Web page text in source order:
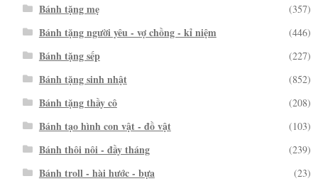
Bánh tặng mẹ (357)
Bánh tặng người yêu - vợ chồng - kỉ niệm (446)
Bánh tặng sếp (227)
Bánh tặng sinh nhật (852)
Bánh tặng thầy cô (208)
Bánh tạo hình con vật - đồ vật (103)
Bánh thôi nôi - đầy tháng (239)
Bánh troll - hài hước - bựa (23)